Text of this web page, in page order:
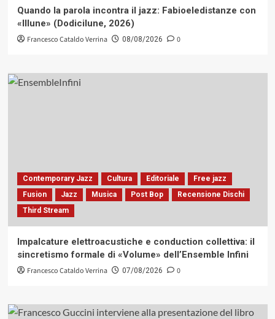
Quando la parola incontra il jazz: Fabioeledistanze con
«Illune» (Dodicilune, 2026)
Francesco Cataldo Verrina 08/08/2026 0
Contemporary Jazz Cultura Editoriale
Free jazz
Fusion
Jazz Musica Post Bop
Recensione Dischi
Third Stream
Impalcature elettroacustiche e conduction collettiva: il
sincretismo formale di «Volume» dell’Ensemble Infini
Francesco Cataldo Verrina 07/08/2026 0